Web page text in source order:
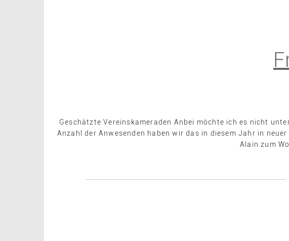
Geschätzte Vereinskameraden Anbei möchte ich es nicht
Anzahl der Anwesenden haben wir das in diesem Jahr in
Alain zum